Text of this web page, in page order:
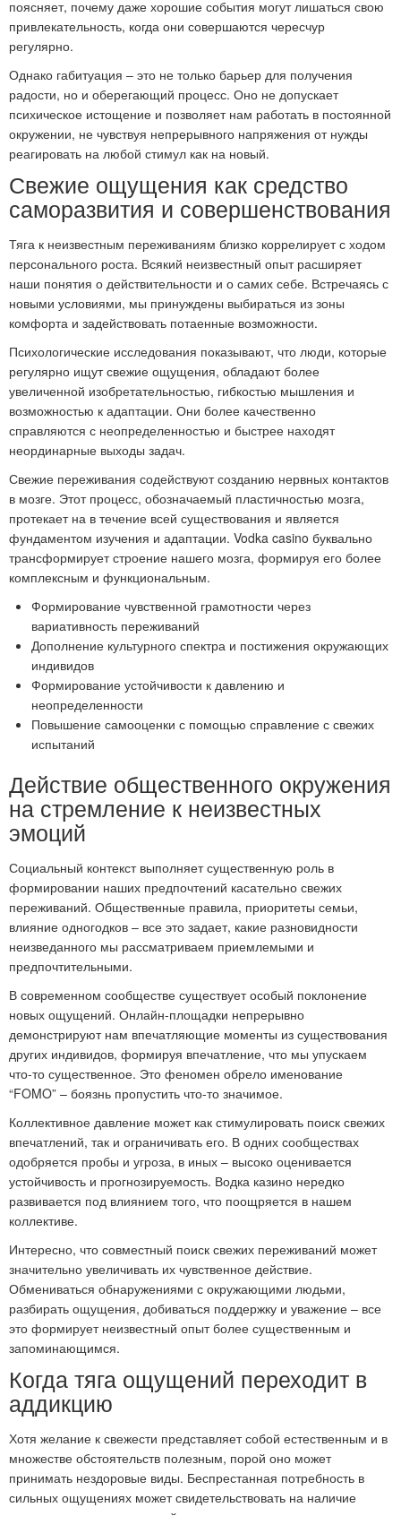
поясняет, почему даже хорошие события могут лишаться свою
привлекательность, когда они совершаются чересчур
регулярно.
Однако габитуация – это не только барьер для получения
радости, но и оберегающий процесс. Оно не допускает
психическое истощение и позволяет нам работать в постоянной
окружении, не чувствуя непрерывного напряжения от нужды
реагировать на любой стимул как на новый.
Свежие ощущения как средство
саморазвития и совершенствования
Тяга к неизвестным переживаниям близко коррелирует с ходом
персонального роста. Всякий неизвестный опыт расширяет
наши понятия о действительности и о самих себе. Встречаясь с
новыми условиями, мы принуждены выбираться из зоны
комфорта и задействовать потаенные возможности.
Психологические исследования показывают, что люди, которые
регулярно ищут свежие ощущения, обладают более
увеличенной изобретательностью, гибкостью мышления и
возможностью к адаптации. Они более качественно
справляются с неопределенностью и быстрее находят
неординарные выходы задач.
Свежие переживания содействуют созданию нервных контактов
в мозге. Этот процесс, обозначаемый пластичностью мозга,
протекает на в течение всей существования и является
фундаментом изучения и адаптации. Vodka casino буквально
трансформирует строение нашего мозга, формируя его более
комплексным и функциональным.
Формирование чувственной грамотности через
вариативность переживаний
Дополнение культурного спектра и постижения окружающих
индивидов
Формирование устойчивости к давлению и
неопределенности
Повышение самооценки с помощью справление с свежих
испытаний
Действие общественного окружения
на стремление к неизвестных
эмоций
Социальный контекст выполняет существенную роль в
формировании наших предпочтений касательно свежих
переживаний. Общественные правила, приоритеты семьи,
влияние одногодков – все это задает, какие разновидности
неизведанного мы рассматриваем приемлемыми и
предпочтительными.
В современном сообществе существует особый поклонение
новых ощущений. Онлайн-площадки непрерывно
демонстрируют нам впечатляющие моменты из существования
других индивидов, формируя впечатление, что мы упускаем
что-то существенное. Это феномен обрело именование
“FOMO” – боязнь пропустить что-то значимое.
Коллективное давление может как стимулировать поиск свежих
впечатлений, так и ограничивать его. В одних сообществах
одобряется пробы и угроза, в иных – высоко оценивается
устойчивость и прогнозируемость. Водка казино нередко
развивается под влиянием того, что поощряется в нашем
коллективе.
Интересно, что совместный поиск свежих переживаний может
значительно увеличивать их чувственное действие.
Обмениваться обнаружениями с окружающими людьми,
разбирать ощущения, добиваться поддержку и уважение – все
это формирует неизвестный опыт более существенным и
запоминающимся.
Когда тяга ощущений переходит в
аддикцию
Хотя желание к свежести представляет собой естественным и в
множестве обстоятельств полезным, порой оно может
принимать нездоровые виды. Беспрестанная потребность в
сильных ощущениях может свидетельствовать на наличие